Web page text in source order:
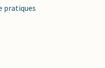
pratiques